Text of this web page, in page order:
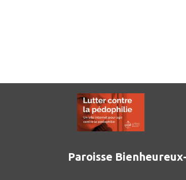
Paroisse